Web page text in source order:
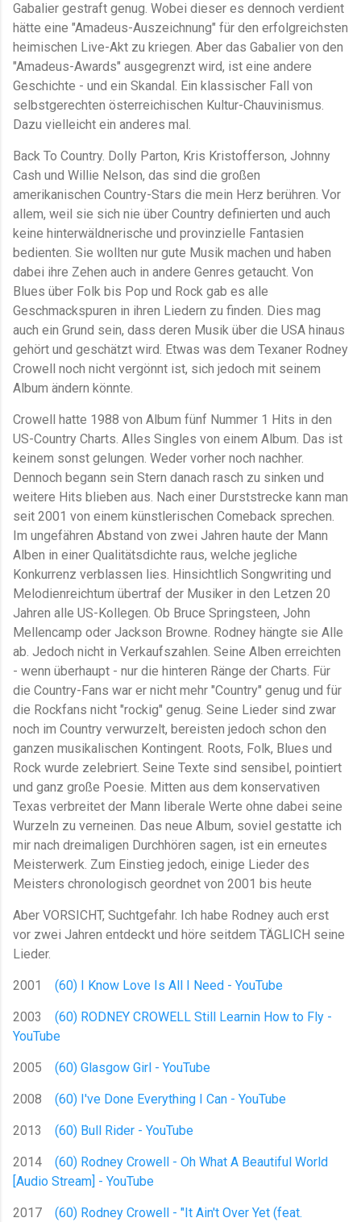
Gabalier gestraft genug. Wobei dieser es dennoch verdient
hätte eine "Amadeus-Auszeichnung" für den erfolgreichsten
heimischen Live-Akt zu kriegen. Aber das Gabalier von den
"Amadeus-Awards" ausgegrenzt wird, ist eine andere
Geschichte - und ein Skandal. Ein klassischer Fall von
selbstgerechten österreichischen Kultur-Chauvinismus.
Dazu vielleicht ein anderes mal.
Back To Country. Dolly Parton, Kris Kristofferson, Johnny
Cash und Willie Nelson, das sind die großen
amerikanischen Country-Stars die mein Herz berühren. Vor
allem, weil sie sich nie über Country definierten und auch
keine hinterwäldnerische und provinzielle Fantasien
bedienten. Sie wollten nur gute Musik machen und haben
dabei ihre Zehen auch in andere Genres getaucht. Von
Blues über Folk bis Pop und Rock gab es alle
Geschmackspuren in ihren Liedern zu finden. Dies mag
auch ein Grund sein, dass deren Musik über die USA hinaus
gehört und geschätzt wird. Etwas was dem Texaner Rodney
Crowell noch nicht vergönnt ist, sich jedoch mit seinem
Album ändern könnte.
Crowell hatte 1988 von Album fünf Nummer 1 Hits in den
US-Country Charts. Alles Singles von einem Album. Das ist
keinem sonst gelungen. Weder vorher noch nachher.
Dennoch begann sein Stern danach rasch zu sinken und
weitere Hits blieben aus. Nach einer Durststrecke kann man
seit 2001 von einem künstlerischen Comeback sprechen.
Im ungefähren Abstand von zwei Jahren haute der Mann
Alben in einer Qualitätsdichte raus, welche jegliche
Konkurrenz verblassen lies. Hinsichtlich Songwriting und
Melodienreichtum übertraf der Musiker in den Letzen 20
Jahren alle US-Kollegen. Ob Bruce Springsteen, John
Mellencamp oder Jackson Browne. Rodney hängte sie Alle
ab. Jedoch nicht in Verkaufszahlen. Seine Alben erreichten
- wenn überhaupt - nur die hinteren Ränge der Charts. Für
die Country-Fans war er nicht mehr "Country" genug und für
die Rockfans nicht "rockig" genug. Seine Lieder sind zwar
noch im Country verwurzelt, bereisten jedoch schon den
ganzen musikalischen Kontingent. Roots, Folk, Blues und
Rock wurde zelebriert. Seine Texte sind sensibel, pointiert
und ganz große Poesie. Mitten aus dem konservativen
Texas verbreitet der Mann liberale Werte ohne dabei seine
Wurzeln zu verneinen. Das neue Album, soviel gestatte ich
mir nach dreimaligen Durchhören sagen, ist ein erneutes
Meisterwerk. Zum Einstieg jedoch, einige Lieder des
Meisters chronologisch geordnet von 2001 bis heute
Aber VORSICHT, Suchtgefahr. Ich habe Rodney auch erst
vor zwei Jahren entdeckt und höre seitdem TÄGLICH seine
Lieder.
2001 (60) I Know Love Is All I Need - YouTube
2003
(60) RODNEY CROWELL Still Learnin How to Fly -
YouTube
2005 (60) Glasgow Girl - YouTube
2008 (60) I've Done Everything I Can - YouTube
2013 (60) Bull Rider - YouTube
2014 (60) Rodney Crowell - Oh What A Beautiful World
[Audio Stream] - YouTube
2017 (60) Rodney Crowell - "It Ain't Over Yet (feat.